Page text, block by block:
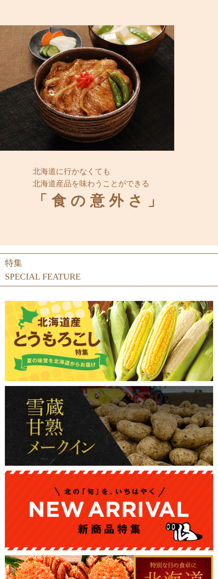
北海道に行かなくても
北海道産品を味わうことができる
「食の意外さ」
SPECIAL FEATURE
特集